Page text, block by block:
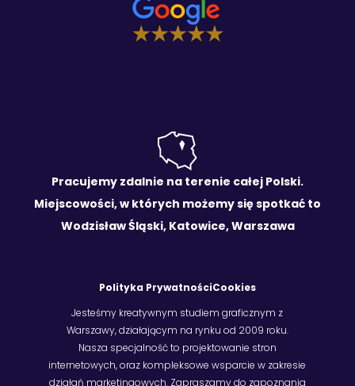
Pracujemy zdalnie na terenie całej Polski.
Miejscowości, w których możemy się spotkać to
Wodzisław Śląski, Katowice, Warszawa
Polityka PrywatnościCookies
Jesteśmy kreatywnym studiem graficznym z
Warszawy, działającym na rynku od 2009 roku.
Nasza specjalność to projektowanie stron
internetowych, oraz kompleksowe wsparcie w zakresie
działań marketingowych. Zapraszamy do zapoznania